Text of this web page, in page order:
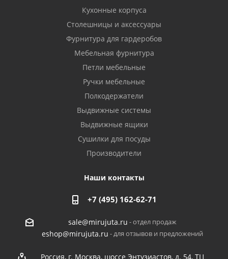
Кухонные корпуса
Столешницы и аксессуары
Фурнитура для гардеробов
Мебельная фурнитура
Петли мебельные
Ручки мебельные
Полкодержатели
Выдвижные системы
Выдвижные ящики
Сушилки для посуды
Производители
Наши контакты
+7 (495) 162-62-71
sale@mirujuta.ru - отдел продаж
eshop@mirujuta.ru - для отзывов и предложений
Россия, г. Москва, шоссе Энтузиастов, д. 54, ТЦ